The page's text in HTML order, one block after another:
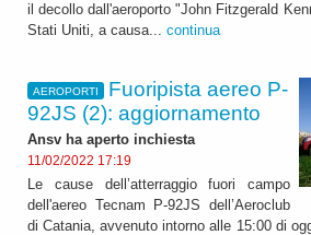
il decollo dall'aeroporto "John Fitzgerald
Stati Uniti, a causa... continua
AEROPORTI
Fuoripista aereo P-
92JS (2): aggiornamento
Ansv ha aperto inchiesta
11/02/2022 17:19
Le cause dell’atterraggio fuori campo
dell'aereo Tecnam P-92JS dell’Aeroclub
di Catania, avvenuto intorno alle 15:00 di